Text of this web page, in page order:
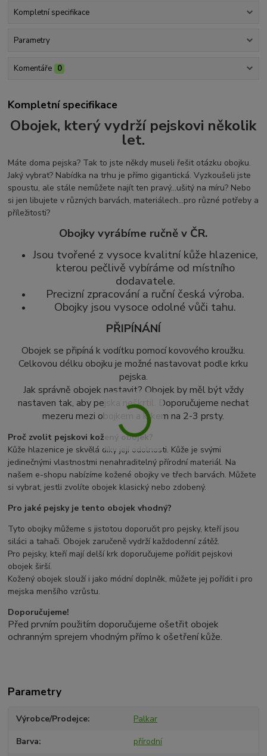
Kompletní specifikace
Parametry
Komentáře 0
Kompletní specifikace
Obojek, který vydrží pejskovi několik
let.
Máte doma pejska? Tak to jste někdy museli řešit otázku obojku.
Jaký vybrat? Nabídka na trhu je přímo gigantická. Vyzkoušeli jste
spoustu, ale stále nemůžete najít ten pravý...ušitý na míru? Nebo
si jen libujete v různých barvách, materiálech...pro různé potřeby a
příležitosti?
Obojky vyrábíme ručně v ČR.
Jsou tvořené z vysoce kvalitní kůže hlazenice,
kterou pečlivě vybíráme od místního
dodavatele.
Precizní zpracování a ruční česká výroba.
Obojky jsou vysoce odolné vůči tahu.
PŘIPÍNÁNÍ
Obojek se připíná k vodítku pomocí kovového kroužku.
Celkovou délku obojku je možné nastavovat podle krku
pejska.
Jak správně obojek nastavit? Obojek by měl být vždy
nastaven tak, aby pejska neškrtil. Doporučujeme nechat
mezeru mezi obojkem a krkem na 2-3 prsty.
Proč zvolit pejskovi kožený obojek?
Kůže hlazenice je skvělá díky její odolnosti. Kůže je svými
jedinečnými vlastnostmi nenahraditelný přírodní materiál. Na
našem e-shopu nabízíme kožené obojky ve třech barvách. Můžete
si vybrat, jestli zvolíte obojek klasický nebo zdobený.
Pro jaké pejsky je tento obojek vhodný?
Tyto obojky můžeme s jistotou doporučit pro pejsky, kteří jsou
siláci a tahači. Obojek zaručeně vydrží každodenní zátěž.
Pro pejsky, kteří mají delší krk doporučujeme pořídit pejskovi
obojek širší.
Kožený obojek slouží i jako módní doplněk, můžete jej pořídit i pro
mejska menšího vzrůstu.
Doporučujeme!
Před prvním použitím doporučujeme ošetřit obojek
ochranným sprejem vhodným přímo k ošetření kůže.
Parametry
Výrobce/Prodejce Palkar
Barva přírodní